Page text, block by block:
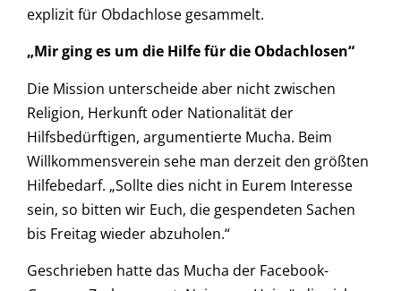
explizit für Obdachlose gesammelt.
„Mir ging es um die Hilfe für die Obdachlosen“
Die Mission unterscheide aber nicht zwischen
Religion, Herkunft oder Nationalität der
Hilfsbedürftigen, argumentierte Mucha. Beim
Willkommensverein sehe man derzeit den größten
Hilfebedarf. „Sollte dies nicht in Eurem Interesse
sein, so bitten wir Euch, die gespendeten Sachen
bis Freitag wieder abzuholen.“
Geschrieben hatte das Mucha der Facebook-